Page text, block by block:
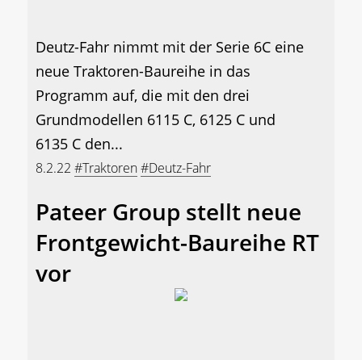
Deutz-Fahr nimmt mit der Serie 6C eine
neue Traktoren-Baureihe in das
Programm auf, die mit den drei
Grundmodellen 6115 C, 6125 C und
6135 C den...
8.2.22 #Traktoren#Deutz-Fahr
Pateer Group stellt neue
Frontgewicht-Baureihe RT
vor